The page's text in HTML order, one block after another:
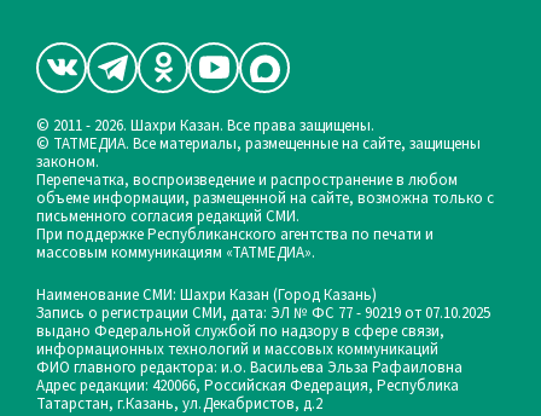
© 2011 - 2026. Шахри Казан. Все права защищены.
© ТАТМЕДИА. Все материалы, размещенные на сайте, защищены
законом.
Перепечатка, воспроизведение и распространение в любом
объеме информации, размещенной на сайте, возможна только с
письменного согласия редакций СМИ.
При поддержке Республиканского агентства по печати и
массовым коммуникациям «ТАТМЕДИА».
Наименование СМИ: Шахри Казан (Город Казань)
Запись о регистрации СМИ, дата: ЭЛ № ФС 77 - 90219 от 07.10.2025
выдано Федеральной службой по надзору в сфере связи,
информационных технологий и массовых коммуникаций
ФИО главного редактора: и.о. Васильева Эльза Рафаиловна
Адрес редакции: 420066, Российская Федерация, Республика
Татарстан, г.Казань, ул.Декабристов, д.2